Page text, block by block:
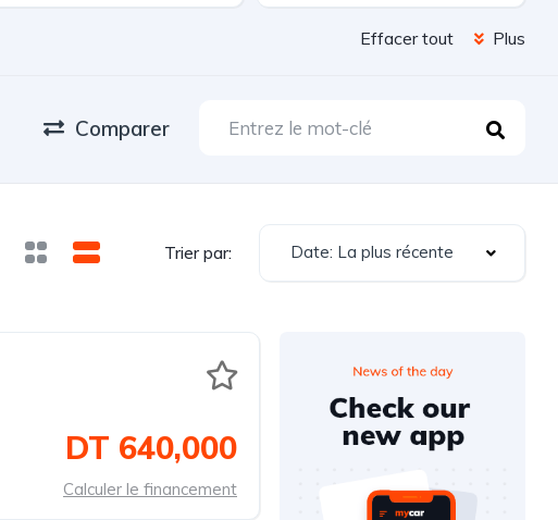
Effacer tout Plus
Comparer
Trier par: Date: La plus récente
DT 640,000
Calculer le financement